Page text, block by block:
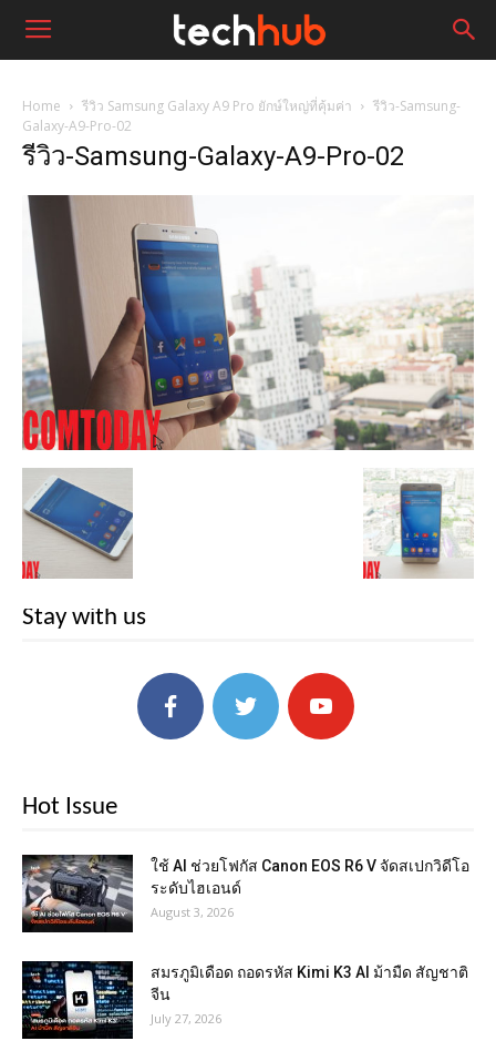
Home รีวิว Samsung Galaxy A9 Pro ยักษ์ใหญ่ที่คุ้มค่า
รีวิว-Samsung-
Galaxy-A9-Pro-02
รีวิว-Samsung-Galaxy-A9-Pro-02
Stay with us
Hot Issue
ใช้ AI ช่วยโฟกัส Canon EOS R6 V จัดสเปกวิดีโอ
ระดับไฮเอนด์
August 3, 2026
สมรภูมิเดือด ถอดรหัส Kimi K3 AI ม้ามืด สัญชาติ
จีน
July 27, 2026